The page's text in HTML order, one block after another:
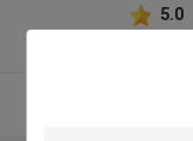
5.0